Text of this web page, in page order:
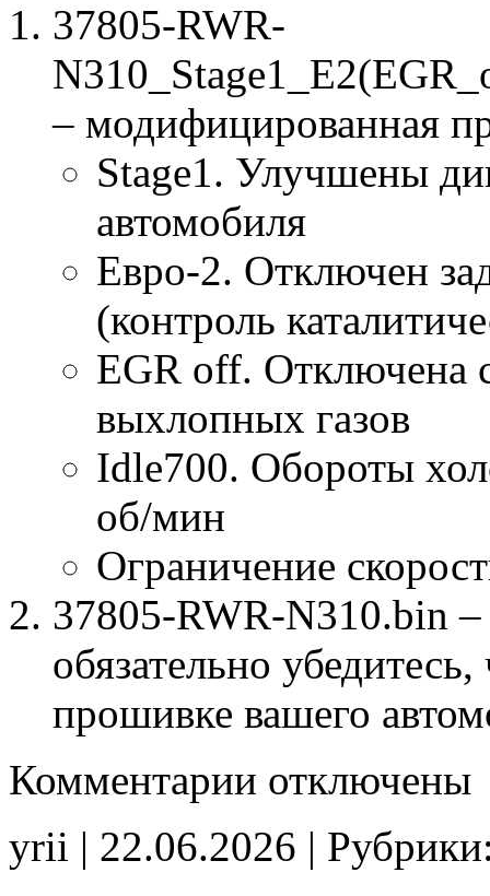
37805-RWR-
– модифицированная
Stage1. Улучшены
автомобиля
Евро-2. Отключен
(контроль
EGR off. Отключена
выхлопных газов
Idle700. Обороты
об/мин
Ограничение
37805-RWR-N310.bin –
обязательно
прошивке вашего
Комментарии записи
N310
Stage1
отключены
yrii | 22.06.2026 |